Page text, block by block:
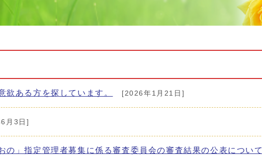
欲ある方を探しています。 [2026年1月21日]
月3日]
の」指定管理者募集に係る審査委員会の審査結果の公表について